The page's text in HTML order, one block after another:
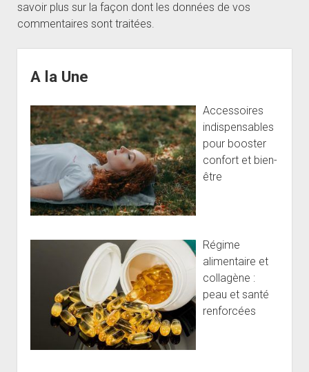
savoir plus sur la façon dont les données de vos
commentaires sont traitées.
A la Une
Accessoires
indispensables
pour booster
confort et bien-
être
Régime
alimentaire et
collagène :
peau et santé
renforcées